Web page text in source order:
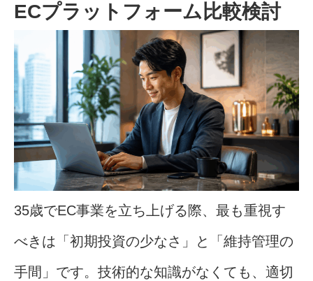
ECプラットフォーム比較検討
35歳でEC事業を立ち上げる際、最も重視す
べきは「初期投資の少なさ」と「維持管理の
手間」です。技術的な知識がなくても、適切